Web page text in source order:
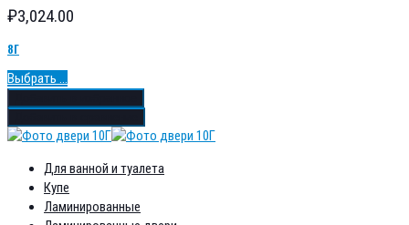
₽3,024.00
8Г
Выбрать ...
Для ванной и туалета
Купе
Ламинированные